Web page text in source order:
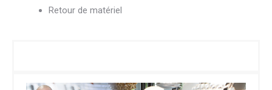
Retour de matériel